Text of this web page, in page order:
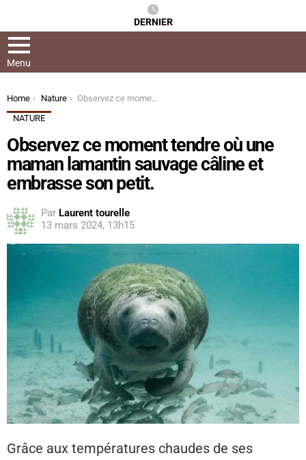
DERNIER
Menu
You are here:
Home Nature
Observez ce moment tendre où une maman lamantin sauvage câline et embrasse son petit.
NATURE
Observez ce moment tendre où une
maman lamantin sauvage câline et
embrasse son petit.
Par Laurent tourelle
13 mars 2024, 13h15
Grâce aux températures chaudes de ses